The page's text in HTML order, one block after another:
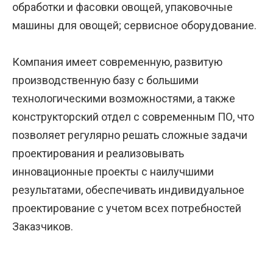
обработки и фасовки овощей, упаковочные
машины для овощей; сервисное оборудование.
Компания имеет современную, развитую
производственную базу с большими
технологическими возможностями, а также
конструкторский отдел с современным ПО, что
позволяет регулярно решать сложные задачи
проектирования и реализовывать
инновационные проекты с наилучшими
результатами, обеспечивать индивидуальное
проектирование с учетом всех потребностей
Заказчиков.